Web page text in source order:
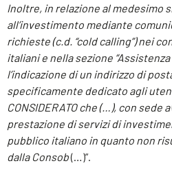
Inoltre, in relazione al medesimo
all’investimento mediante
richieste (c.d. “cold calling”) nei
italiani e nella sezione
l’indicazione di un indirizzo di
specificamente dedicato agli
CONSIDERATO che(…), con sede a
prestazione di servizi di
pubblico italiano in quanto non
dalla Consob(…)”.